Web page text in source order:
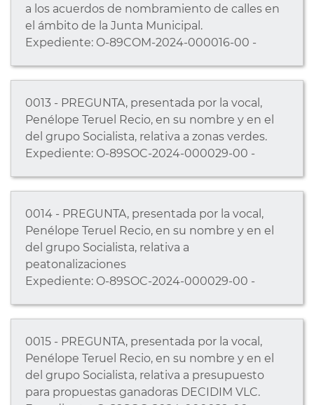
a los acuerdos de nombramiento de calles en
el ámbito de la Junta Municipal.
Expediente: O-89COM-2024-000016-00 -
0013 - PREGUNTA, presentada por la vocal,
Penélope Teruel Recio, en su nombre y en el
del grupo Socialista, relativa a zonas verdes.
Expediente: O-89SOC-2024-000029-00 -
0014 - PREGUNTA, presentada por la vocal,
Penélope Teruel Recio, en su nombre y en el
del grupo Socialista, relativa a
peatonalizaciones
Expediente: O-89SOC-2024-000029-00 -
0015 - PREGUNTA, presentada por la vocal,
Penélope Teruel Recio, en su nombre y en el
del grupo Socialista, relativa a presupuesto
para propuestas ganadoras DECIDIM VLC.